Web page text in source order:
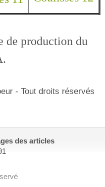
de production du
- Tout droits réservés
des articles